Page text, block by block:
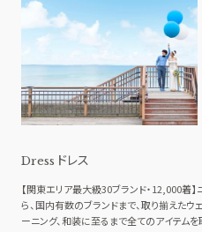
Dress ドレス
【関東エリア最大級30ブランド・12,000着
ら、国内有数のブランドまで、取り揃えたウ
ーニング、和装に至るまで全てのアイテムを